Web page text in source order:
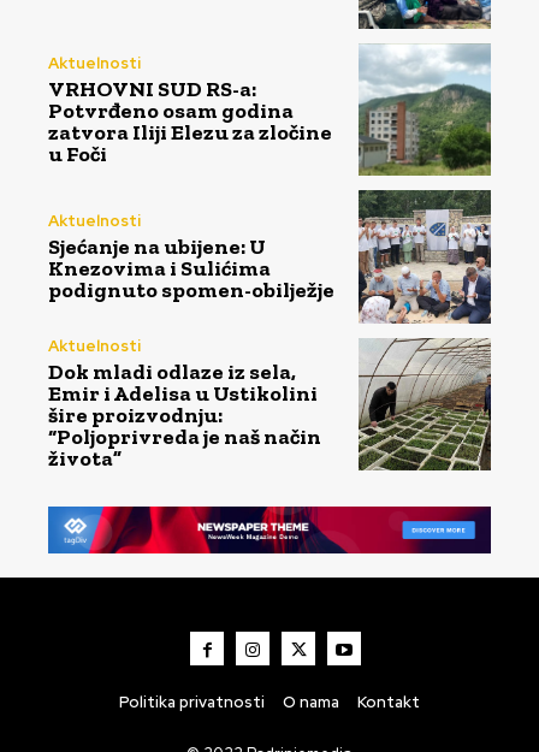
Aktuelnosti
VRHOVNI SUD RS-a:
Potvrđeno osam godina
zatvora Iliji Elezu za zločine
u Foči
Aktuelnosti
Sjećanje na ubijene: U
Knezovima i Sulićima
podignuto spomen-obilježje
Aktuelnosti
Dok mladi odlaze iz sela,
Emir i Adelisa u Ustikolini
šire proizvodnju:
“Poljoprivreda je naš način
života”
Politika privatnosti O nama Kontakt